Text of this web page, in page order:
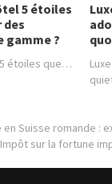
5 étoiles
des
gamme ?
étoiles que…
en Suisse romande :
Impôt sur la fortune